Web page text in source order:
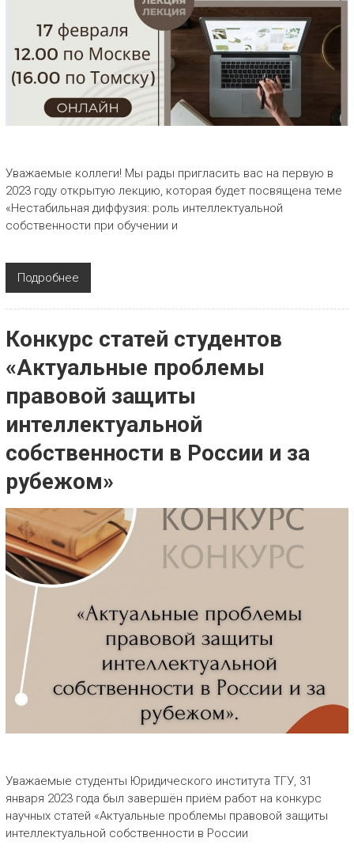
Уважаемые коллеги! Мы рады пригласить вас на первую в
2023 году открытую лекцию, которая будет посвящена теме
«Нестабильная диффузия: роль интеллектуальной
собственности при обучении и
Подробнее
Конкурс статей студентов
«Актуальные проблемы
правовой защиты
интеллектуальной
собственности в России и за
рубежом»
Уважаемые студенты Юридического института ТГУ, 31
января 2023 года был завершён приём работ на конкурс
научных статей «Актуальные проблемы правовой защиты
интеллектуальной собственности в России